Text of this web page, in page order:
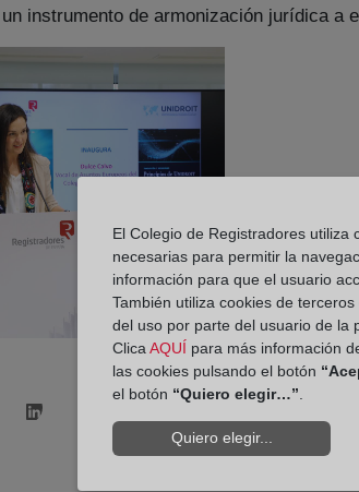
instrumento de armonización jurídica a
El Colegio de Registradores utiliza
necesarias para permitir la
información para que el usuario
También utiliza cookies de
del uso por parte del usuario de la
Clica AQUÍ para más información
las cookies pulsando el botón
el botón “Quiero elegir…”
Quiero elegir...